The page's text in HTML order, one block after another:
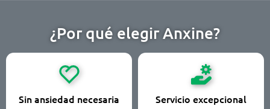
¿Por qué elegir Anxine?
Sin ansiedad necesaria Servicio excepcional